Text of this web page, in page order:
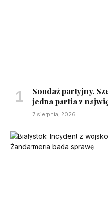
Sondaż partyjny.
jedna partia z
7 sierpnia, 2026